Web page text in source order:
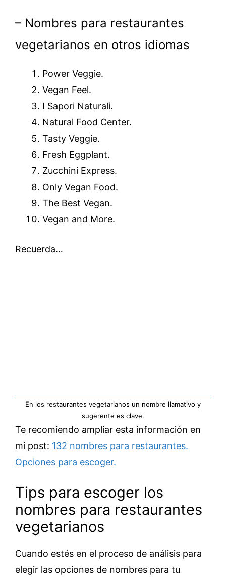
– Nombres para restaurantes
vegetarianos en otros idiomas
Power Veggie.
Vegan Feel.
I Sapori Naturali.
Natural Food Center.
Tasty Veggie.
Fresh Eggplant.
Zucchini Express.
Only Vegan Food.
The Best Vegan.
Vegan and More.
Recuerda…
En los restaurantes vegetarianos un nombre llamativo y
sugerente es clave.
Te recomiendo ampliar esta información en
mi post: 132 nombres para restaurantes.
Opciones para escoger.
Tips para escoger los
nombres para restaurantes
vegetarianos
Cuando estés en el proceso de análisis para
elegir las opciones de nombres para tu